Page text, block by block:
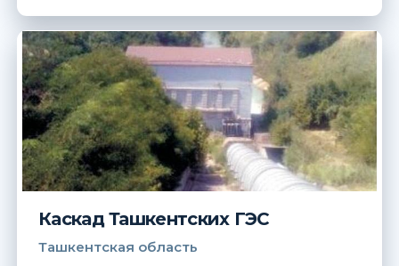
Каскад Ташкентских ГЭС
Ташкентская область